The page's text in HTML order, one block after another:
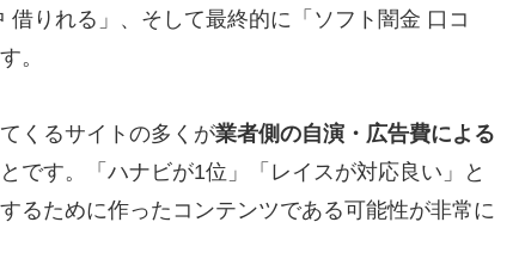
りれる」、そして最終的に「ソフト闇金 口コ
。
くるサイトの多くが業者側の自演・広告費による
です。「ハナビが1位」「レイスが対応良い」と
るために作ったコンテンツである可能性が非常に